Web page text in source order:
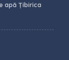
apă Țibirica